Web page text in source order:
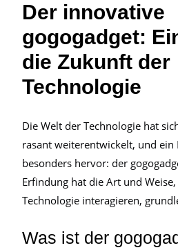
Der innovative
gogogadget:
die Zukunft der
Technologie
Die Welt der Technologie hat
rasant weiterentwickelt, und ein
besonders hervor: der
Erfindung hat die Art und
Technologie interagieren,
Was ist der